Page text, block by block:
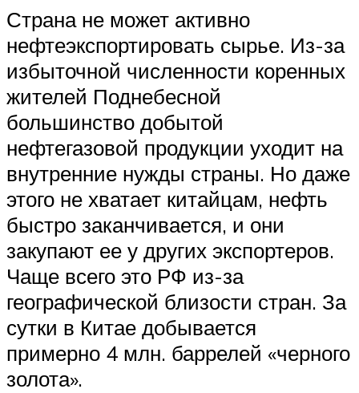
Страна не может активно
нефтеэкспортировать сырье. Из-за
избыточной численности коренных
жителей Поднебесной
большинство добытой
нефтегазовой продукции уходит на
внутренние нужды страны. Но даже
этого не хватает китайцам, нефть
быстро заканчивается, и они
закупают ее у других экспортеров.
Чаще всего это РФ из-за
географической близости стран. За
сутки в Китае добывается
примерно 4 млн. баррелей «черного
золота».